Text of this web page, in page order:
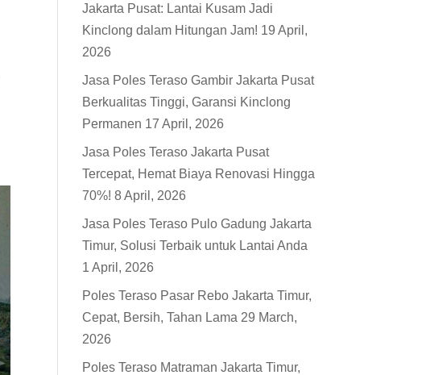
Jakarta Pusat: Lantai Kusam Jadi
Kinclong dalam Hitungan Jam! 19 April,
2026
Jasa Poles Teraso Gambir Jakarta Pusat
Berkualitas Tinggi, Garansi Kinclong
Permanen 17 April, 2026
Jasa Poles Teraso Jakarta Pusat
Tercepat, Hemat Biaya Renovasi Hingga
70%! 8 April, 2026
Jasa Poles Teraso Pulo Gadung Jakarta
Timur, Solusi Terbaik untuk Lantai Anda
1 April, 2026
Poles Teraso Pasar Rebo Jakarta Timur,
Cepat, Bersih, Tahan Lama 29 March,
2026
Poles Teraso Matraman Jakarta Timur,